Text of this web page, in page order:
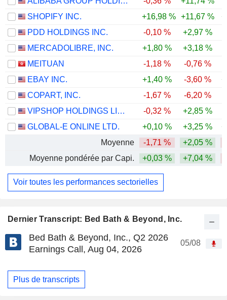
Dernier Transcript: Bed Bath & Beyond, Inc.
Bed Bath & Beyond, Inc., Q2 2026
Earnings Call, Aug 04, 2026
05/08
Plus de transcripts
SHOPIFY INC.
+16,98 % +11,67 %
PDD HOLDINGS INC.
-0,10 % +2,97 %
MERCADOLIBRE, INC.
+1,80 % +3,18 %
MEITUAN
-1,18 % -0,76 %
EBAY INC.
+1,40 % -3,60 %
COPART, INC.
-1,67 % -6,20 %
VIPSHOP HOLDINGS LIMITED
-0,32 % +2,85 %
GLOBAL-E ONLINE LTD.
+0,10 % +3,25 %
Moyenne
-1,71 % +2,05 %
Moyenne pondérée par Capi.
+0,03 % +7,04 %
Voir toutes les performances sectorielles